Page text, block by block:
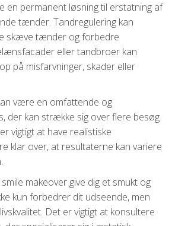
en permanent løsning til erstatning af
tænder. Tandregulering kan
skæve tænder og forbedre
eller tandbroer kan
på misfarvninger, skader eller
være en omfattende og
der kan strække sig over flere besøg
vigtigt at have realistiske
klar over, at resultaterne kan variere
makeover give dig et smukt og
kun forbedrer dit udseende, men
Det er vigtigt at konsultere